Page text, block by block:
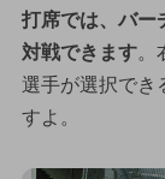
打席では、バー
対戦できます。
選手が選択でき
すよ。